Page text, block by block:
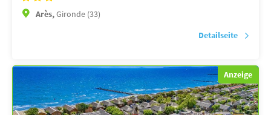
Arès,Gironde (33)
Detailseite
Anzeige